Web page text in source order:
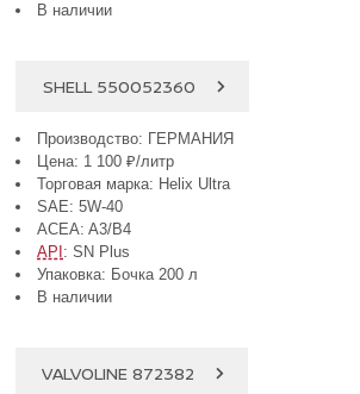
В наличии
SHELL 550052360
Производство: ГЕРМАНИЯ
Цена: 1 100 ₽/литр
Торговая марка: Helix Ultra
SAE: 5W-40
ACEA: A3/B4
API : SN Plus
Упаковка: Бочка 200 л
В наличии
VALVOLINE 872382